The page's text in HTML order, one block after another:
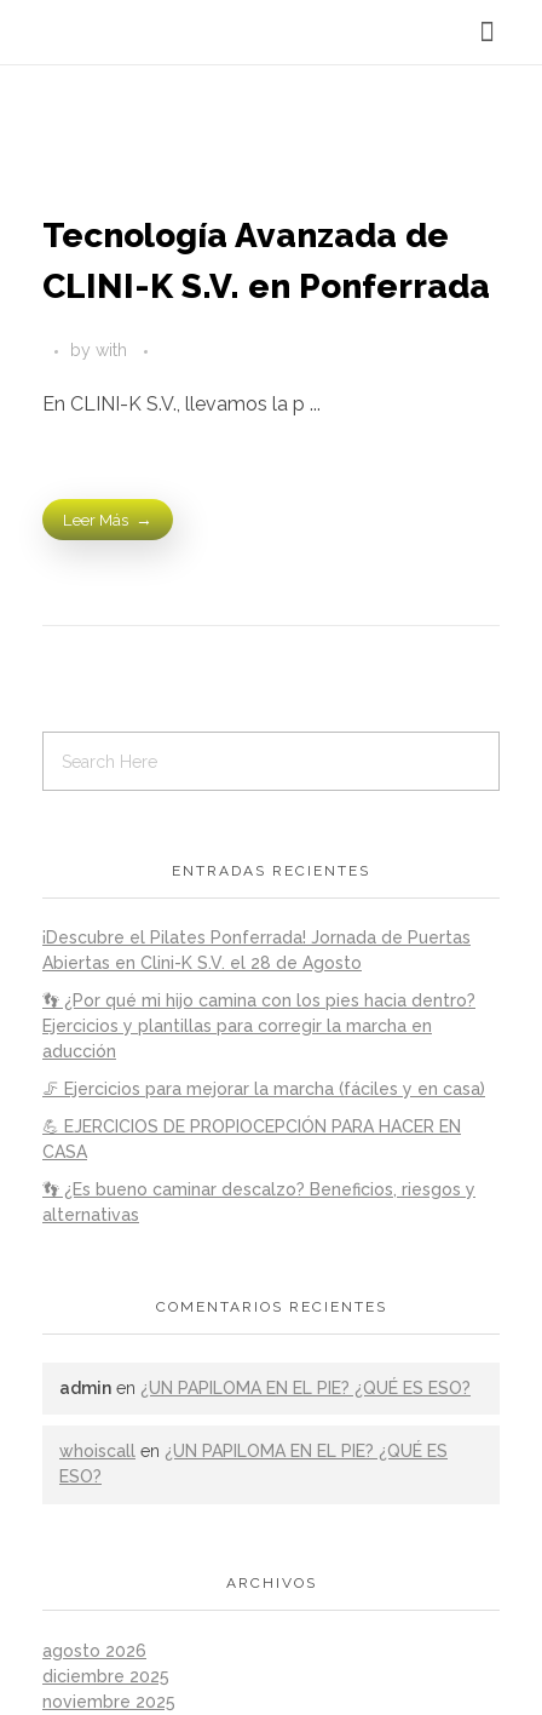
Tecnología Avanzada de
CLINI-K S.V. en Ponferrada
by with
En CLINI-K S.V., llevamos la p ...
Leer Más
ENTRADAS RECIENTES
¡Descubre el Pilates Ponferrada! Jornada de Puertas
Abiertas en Clini-K S.V. el 28 de Agosto
👣 ¿Por qué mi hijo camina con los pies hacia dentro?
Ejercicios y plantillas para corregir la marcha en
aducción
🦵 Ejercicios para mejorar la marcha (fáciles y en casa)
💪 EJERCICIOS DE PROPIOCEPCIÓN PARA HACER EN
CASA
👣 ¿Es bueno caminar descalzo? Beneficios, riesgos y
alternativas
COMENTARIOS RECIENTES
admin en ¿UN PAPILOMA EN EL PIE? ¿QUÉ ES ESO?
whoiscall en ¿UN PAPILOMA EN EL PIE? ¿QUÉ ES
ESO?
ARCHIVOS
agosto 2026
diciembre 2025
noviembre 2025